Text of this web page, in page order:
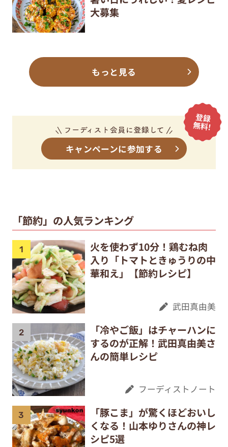
大募集
もっと見る
キャンペーンに参加する
「節約」の人気ランキング
火を使わず10分！鶏むね肉
入り「トマトときゅうりの中
華和え」【節約レシピ】
武田真由美
「冷やご飯」はチャーハンに
するのが正解！武田真由美さ
んの簡単レシピ
フーディストノート
「豚こま」が驚くほどおいし
くなる！山本ゆりさんの神レ
シピ5選